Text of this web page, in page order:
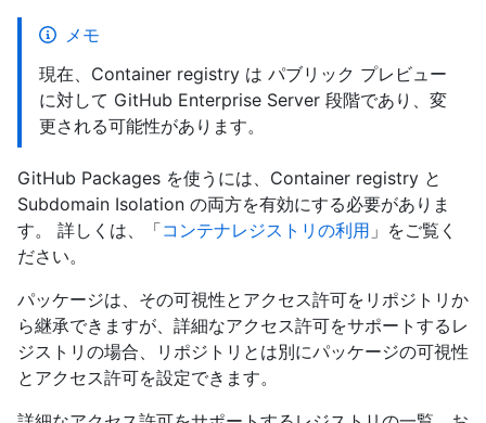
メモ
現在、Container registry は パブリック プレビュー
に対して GitHub Enterprise Server 段階であり、変
更される可能性があります。
GitHub Packages を使うには、Container registry と
Subdomain Isolation の両方を有効にする必要がありま
す。 詳しくは、「コンテナレジストリの利用 」をご覧く
ださい。
パッケージは、その可視性とアクセス許可をリポジトリか
ら継承できますが、詳細なアクセス許可をサポートするレ
ジストリの場合、リポジトリとは別にパッケージの可視性
とアクセス許可を設定できます。